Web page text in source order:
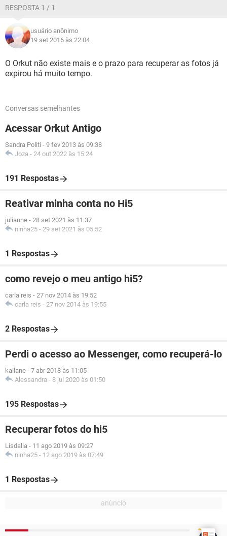
RESPOSTA 1 / 1
usuário anônimo
19 set 2016 às 22:04
O Orkut não existe mais e o prazo para recuperar as fotos já
expirou há muito tempo.
Conversas semelhantes
Acessar Orkut Antigo
Sandra Politi - 9 fev 2013 às 09:38
Joza - 24 out 2022 às 15:24
191 Respostas
Reativar minha conta no Hi5
julianne - 28 set 2021 às 11:37
ninha25 - 29 set 2021 às 05:52
1 Respostas
como revejo o meu antigo hi5?
carla reis - 27 nov 2014 às 19:52
carla reis - 27 nov 2014 às 19:55
2 Respostas
Perdi o acesso ao Messenger, como recuperá-lo
kailane - 7 abr 2018 às 11:05
Alessandra - 8 jul 2020 às 01:50
195 Respostas
Recuperar fotos do hi5
Lisdalia - 11 ago 2019 às 09:27
ninha25 - 12 ago 2019 às 07:49
1 Respostas